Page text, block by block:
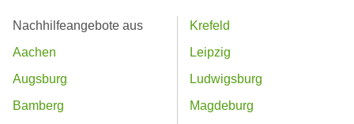
Nachhilfeangebote aus
Aachen
Augsburg
Bamberg
Krefeld
Leipzig
Ludwigsburg
Magdeburg